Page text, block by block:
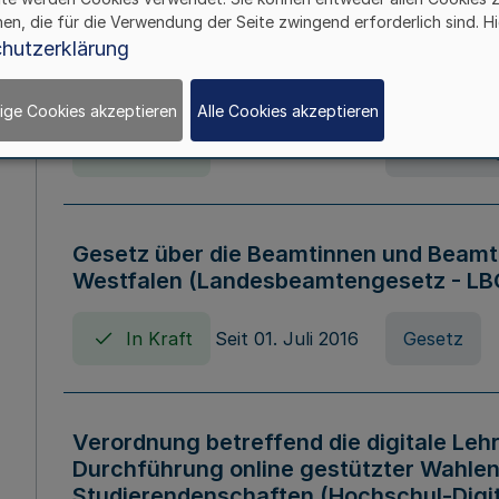
Verordnung über die
Nordrhein-Westfalen
Gesetz über die Beamtinnen und
Westfalen (Landesbeamtengesetz -
In Kraft Seit 01. Juli 2016 Gesetz
Verordnung betreffend die digitale
Durchführung online gestützter
die für die Verwendung der Seite zwingend erforderlich sind.
Cookies akzeptieren Alle Cookies akzeptieren